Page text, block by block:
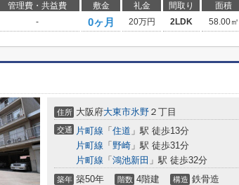
管理費・共益費 敷金 礼金 間取り 面積
- 0ヶ月 20万円 2LDK 58.00㎡
住所 大阪府大東市氷野 ２丁目
交通 片町線 「 住道 」駅 徒歩13分
片町線 「 野崎 」駅 徒歩31分
片町線 「 鴻池新田 」駅 徒歩32分
築年 築50年 階数 4階建 構造 鉄骨造